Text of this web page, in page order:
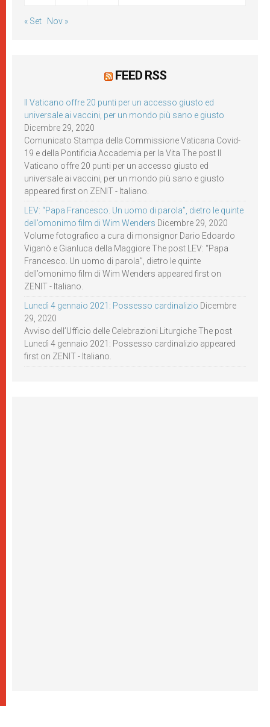
« Set Nov »
FEED RSS
Il Vaticano offre 20 punti per un accesso giusto ed
universale ai vaccini, per un mondo più sano e giusto
Dicembre 29, 2020
Comunicato Stampa della Commissione Vaticana Covid-
19 e della Pontificia Accademia per la Vita The post Il
Vaticano offre 20 punti per un accesso giusto ed
universale ai vaccini, per un mondo più sano e giusto
appeared first on ZENIT - Italiano.
LEV: “Papa Francesco. Un uomo di parola”, dietro le quinte
dell’omonimo film di Wim Wenders Dicembre 29, 2020
Volume fotografico a cura di monsignor Dario Edoardo
Viganò e Gianluca della Maggiore The post LEV: “Papa
Francesco. Un uomo di parola”, dietro le quinte
dell’omonimo film di Wim Wenders appeared first on
ZENIT - Italiano.
Lunedì 4 gennaio 2021: Possesso cardinalizio Dicembre
29, 2020
Avviso dell’Ufficio delle Celebrazioni Liturgiche The post
Lunedì 4 gennaio 2021: Possesso cardinalizio appeared
first on ZENIT - Italiano.